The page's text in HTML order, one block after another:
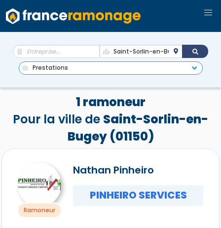
1 ramoneur
Pour la ville de Saint-Sorlin-en-
Bugey (01150)
Ramoneur
Nathan Pinheiro
PINHEIRO SERVICES